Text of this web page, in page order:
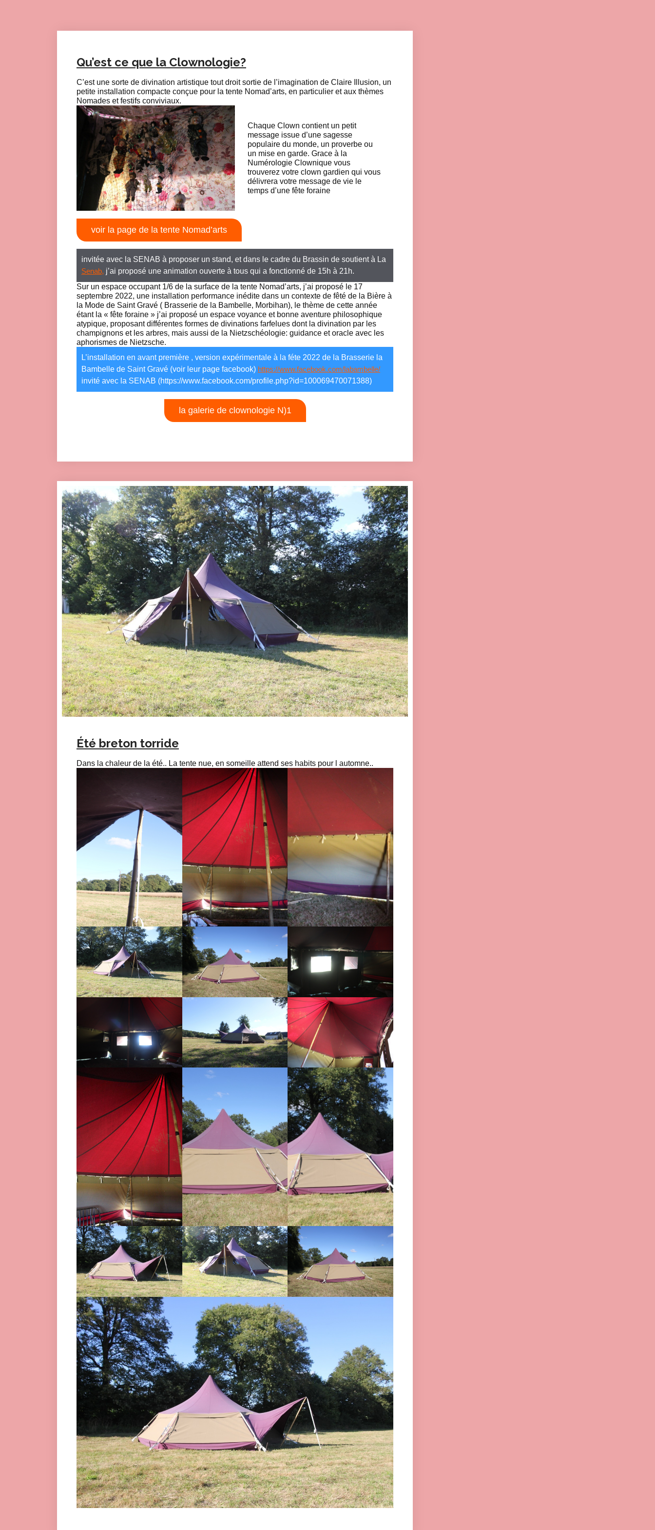
Qu’est ce que la Clownologie?
C’est une sorte de divination artistique tout droit sortie de l’imagination de Claire Illusion, un
petite installation compacte conçue pour la tente Nomad’arts, en particulier et aux thèmes
Nomades et festifs conviviaux.
Chaque Clown contient un petit
message issue d’une sagesse
populaire du monde, un proverbe ou
un mise en garde. Grace à la
Numérologie Clownique vous
trouverez votre clown gardien qui vous
délivrera votre message de vie le
temps d’une fête foraine
voir la page de la tente Nomad’arts
invitée avec la SENAB à proposer un stand, et dans le cadre du Brassin de soutient à La
Senab, j’ai proposé une animation ouverte à tous qui a fonctionné de 15h à 21h.
Sur un espace occupant 1/6 de la surface de la tente Nomad’arts, j’ai proposé le 17
septembre 2022, une installation performance inédite dans un contexte de fêté de la Bière à
la Mode de Saint Gravé ( Brasserie de la Bambelle, Morbihan), le thème de cette année
étant la « fête foraine » j’ai proposé un espace voyance et bonne aventure philosophique
atypique, proposant différentes formes de divinations farfelues dont la divination par les
champignons et les arbres, mais aussi de la Nietzschéologie: guidance et oracle avec les
aphorismes de Nietzsche.
L’installation en avant première , version expérimentale à la féte 2022 de la Brasserie la
Bambelle de Saint Gravé (voir leur page facebook) https://www.facebook.com/labambelle/
invité avec la SENAB (https://www.facebook.com/profile.php?id=100069470071388)
la galerie de clownologie N)1
Été breton torride
Dans la chaleur de la été.. La tente nue, en someille attend ses habits pour l automne..